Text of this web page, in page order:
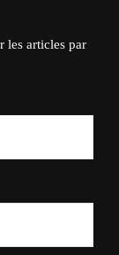
les articles par